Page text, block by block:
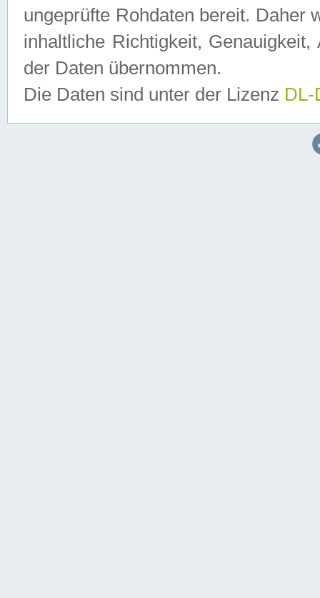
ungeprüfte Rohdaten bereit. Daher
inhaltliche Richtigkeit,
der Daten übernommen.
Die Daten sind unter der Lizenz